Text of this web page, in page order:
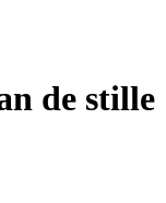
de stille